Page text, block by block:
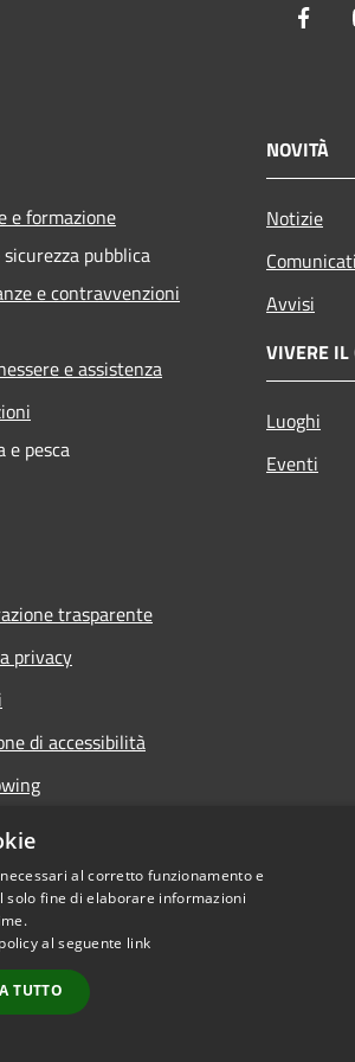
e formazione
pubblica
e contravvenzioni
e assistenza
e pesca
NOVITÀ
Notizie
Comunicati
Avvisi
VIVERE IL
Luoghi
Eventi
trasparente
privacy
di accessibilità
dei servizi
© 2026 • Comune di Zoagli • Powered by
al corretto funzionamento e
solo fine di elaborare informazioni
al seguente link
TUTTO